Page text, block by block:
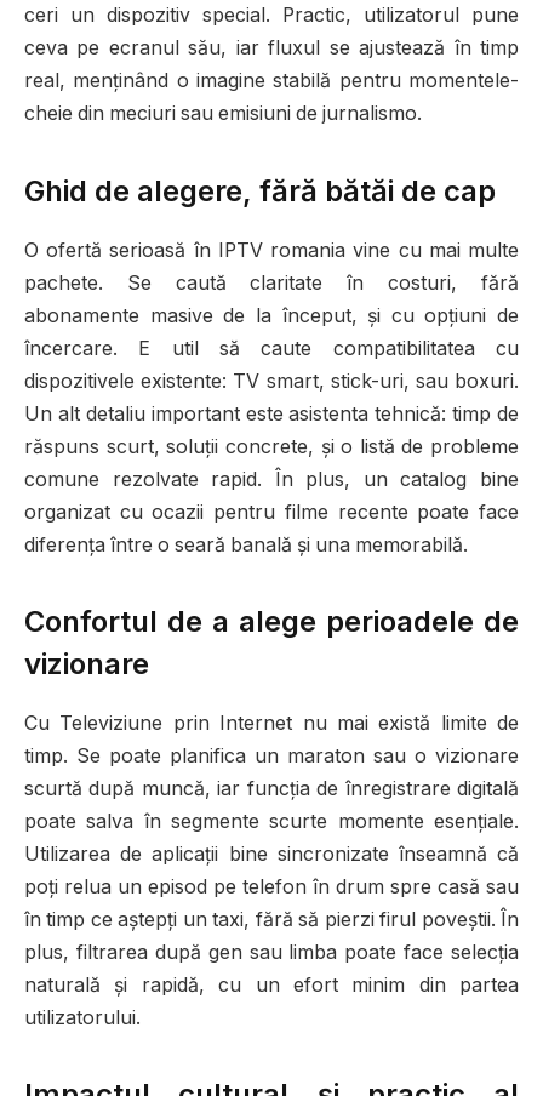
ceri un dispozitiv special. Practic, utilizatorul pune
ceva pe ecranul său, iar fluxul se ajustează în timp
real, menținând o imagine stabilă pentru momentele-
cheie din meciuri sau emisiuni de jurnalismo.
Ghid de alegere, fără bătăi de cap
O ofertă serioasă în IPTV romania vine cu mai multe
pachete. Se caută claritate în costuri, fără
abonamente masive de la început, și cu opțiuni de
încercare. E util să caute compatibilitatea cu
dispozitivele existente: TV smart, stick-uri, sau boxuri.
Un alt detaliu important este asistenta tehnică: timp de
răspuns scurt, soluții concrete, și o listă de probleme
comune rezolvate rapid. În plus, un catalog bine
organizat cu ocazii pentru filme recente poate face
diferența între o seară banală și una memorabilă.
Confortul de a alege perioadele de
vizionare
Cu Televiziune prin Internet nu mai există limite de
timp. Se poate planifica un maraton sau o vizionare
scurtă după muncă, iar funcția de înregistrare digitală
poate salva în segmente scurte momente esențiale.
Utilizarea de aplicații bine sincronizate înseamnă că
poți relua un episod pe telefon în drum spre casă sau
în timp ce aștepți un taxi, fără să pierzi firul poveștii. În
plus, filtrarea după gen sau limba poate face selecția
naturală și rapidă, cu un efort minim din partea
utilizatorului.